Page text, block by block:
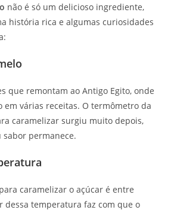
não é só um delicioso ingrediente,
história rica e algumas curiosidades
que remontam ao Antigo Egito, onde
em várias receitas. O termômetro da
caramelizar surgiu muito depois,
sabor permanece.
caramelizar o açúcar é entre
dessa temperatura faz com que o